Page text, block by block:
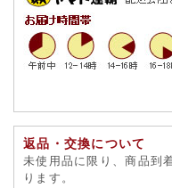
返品・交換について
未使用品に限り、商品到
ります。